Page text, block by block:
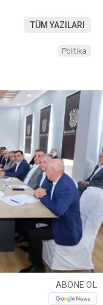
TÜM YAZILARI
Politika
ABONE OL